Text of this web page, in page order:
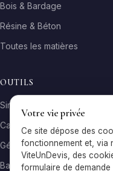
Bois & Bardage
Résine & Béton
Toutes les matières
OUTILS
Simulateur matière
Calculateur surface
Générateur galerie
Baromètre de prix
Votre vie privée
Ce site dépose des
fonctionnement et, via
ViteUnDevis, des
formulaire de